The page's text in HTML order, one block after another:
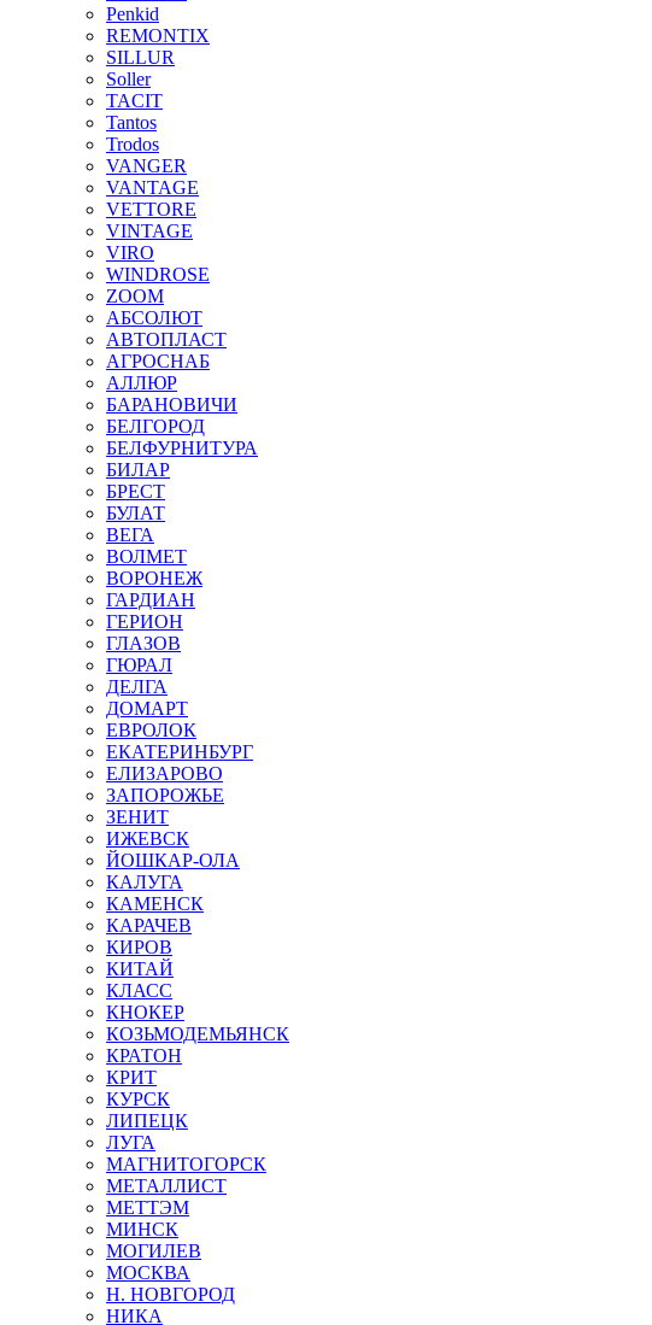
Penkid
REMONTIX
SILLUR
Soller
TACIT
Tantos
Trodos
VANGER
VANTAGE
VETTORE
VINTAGE
VIRO
WINDROSE
ZOOM
АБСОЛЮТ
АВТОПЛАСТ
АГРОСНАБ
АЛЛЮР
БАРАНОВИЧИ
БЕЛГОРОД
БЕЛФУРНИТУРА
БИЛАР
БРЕСТ
БУЛАТ
ВЕГА
ВОЛМЕТ
ВОРОНЕЖ
ГАРДИАН
ГЕРИОН
ГЛАЗОВ
ГЮРАЛ
ДЕЛГА
ДОМАРТ
ЕВРОЛОК
ЕКАТЕРИНБУРГ
ЕЛИЗАРОВО
ЗАПОРОЖЬЕ
ЗЕНИТ
ИЖЕВСК
ЙОШКАР-ОЛА
КАЛУГА
КАМЕНСК
КАРАЧЕВ
КИРОВ
КИТАЙ
КЛАСС
КНОКЕР
КОЗЬМОДЕМЬЯНСК
КРАТОН
КРИТ
КУРСК
ЛИПЕЦК
ЛУГА
МАГНИТОГОРСК
МЕТАЛЛИСТ
МЕТТЭМ
МИНСК
МОГИЛЕВ
МОСКВА
Н. НОВГОРОД
НИКА